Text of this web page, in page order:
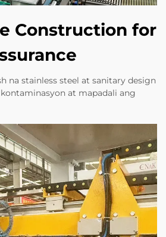
Construction for
na stainless steel at sanitary design
at mapadali ang